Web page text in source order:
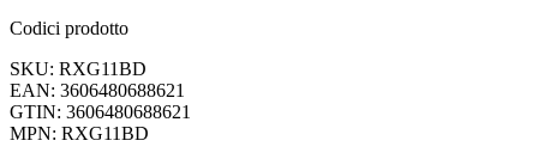
Codici prodotto
SKU: RXG11BD
EAN: 3606480688621
GTIN: 3606480688621
MPN: RXG11BD